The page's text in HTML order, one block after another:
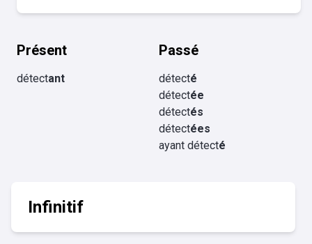
Présent
détectant
Passé
détecté
détectée
détectés
détectées
ayant détecté
Infinitif